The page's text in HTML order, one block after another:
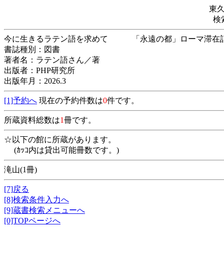
東
検
今に生きるラテン語を求めて 「永遠の都」
書誌種別：図書
著者名：ラテン語さん／著
出版者：PHP研究所
出版年月：2026.3
[1]予約へ 現在の予約件数は0件です。
所蔵資料総数は1冊です。
☆以下の館に所蔵があります。
(ｶｯｺ内は貸出可能冊数です。)
滝山(1冊)
[7]戻る
[8]検索条件入力へ
[9]蔵書検索メニューへ
[0]TOPページへ